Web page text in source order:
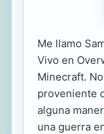
Me llamo
Vivo en
Minecraft.
proveniente
alguna
una guerra